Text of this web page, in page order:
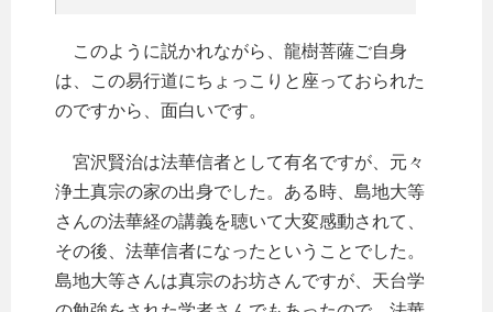
このように説かれながら、龍樹菩薩ご自身
は、この易行道にちょっこりと座っておられた
のですから、面白いです。
宮沢賢治は法華信者として有名ですが、元々
浄土真宗の家の出身でした。ある時、島地大等
さんの法華経の講義を聴いて大変感動されて、
その後、法華信者になったということでした。
島地大等さんは真宗のお坊さんですが、天台学